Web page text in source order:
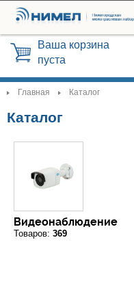
Системы управления и
доступа
Охранные сигнализации
Ваша корзина
пуста
Главная Каталог
Каталог
Видеонаблюдение
Товаров: 369